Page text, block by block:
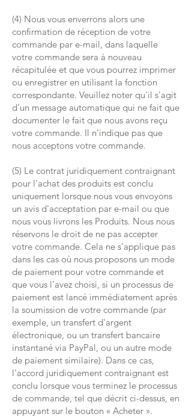
(4) Nous vous enverrons alors une
confirmation de réception de votre
commande par e-mail, dans laquelle
votre commande sera à nouveau
récapitulée et que vous pourrez imprimer
ou enregistrer en utilisant la fonction
correspondante. Veuillez noter qu'il s'agit
d'un message automatique qui ne fait que
documenter le fait que nous avons reçu
votre commande. Il n'indique pas que
nous acceptons votre commande.
(5) Le contrat juridiquement contraignant
pour l'achat des produits est conclu
uniquement lorsque nous vous envoyons
un avis d'acceptation par e-mail ou que
nous vous livrons les Produits. Nous nous
réservons le droit de ne pas accepter
votre commande. Cela ne s'applique pas
dans les cas où nous proposons un mode
de paiement pour votre commande et
que vous l’avez choisi, si un processus de
paiement est lancé immédiatement après
la soumission de votre commande (par
exemple, un transfert d'argent
électronique, ou un transfert bancaire
instantané via PayPal, ou un autre mode
de paiement similaire). Dans ce cas,
l'accord juridiquement contraignant est
conclu lorsque vous terminez le processus
de commande, tel que décrit ci-dessus, en
appuyant sur le bouton « Acheter ».